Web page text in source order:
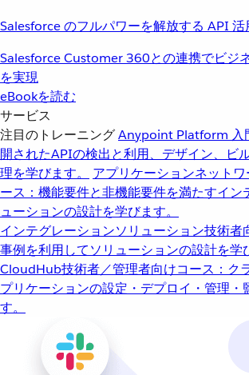
Salesforce のフルパワーを解放する API 活
Salesforce Customer 360との連携でビジ
を実現
eBookを読む
サービス
注目のトレーニングAnypoint Platform 入
開されたAPIの検出と利用、デザイン、ビ
理を学びます。
アプリケーションネットワ
ース：機能要件と非機能要件を満たすイン
ューションの設計を学びます。
インテグレーションソリューション技術者
事例を利用してソリューションの設計を学
CloudHub技術者／管理者向けコース：ク
プリケーションの設定・デプロイ・管理・
す。